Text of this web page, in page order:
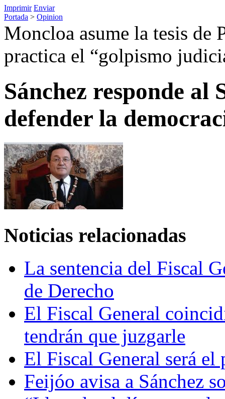
Imprimir Enviar
Portada > Opinion
Moncloa asume la tesis de
practica el “golpismo
Sánchez responde al
defender la
Noticias relacionadas
La sentencia del Fiscal
de Derecho
El Fiscal General
tendrán que juzgarle
El Fiscal General será el
Feijóo avisa a Sánchez